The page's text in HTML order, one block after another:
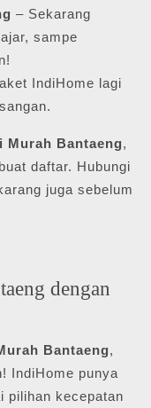
– Sekarang
sampe
IndiHome lagi
Murah Bantaeng,
daftar. Hubungi
juga sebelum
dengan
Bantaeng,
IndiHome punya
pilihan kecepatan